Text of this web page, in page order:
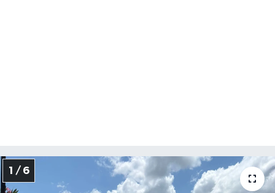
1 / 6